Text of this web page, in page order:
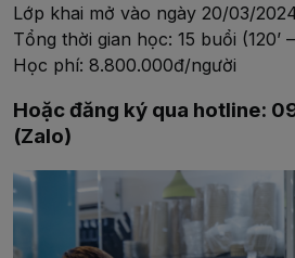
Lớp khai mở vào ngày 20/03/
Tổng thời gian học: 15 buổi (120’
Học phí: 8.800.000đ/người
Hoặc đăng ký qua hotline:
(Zalo)